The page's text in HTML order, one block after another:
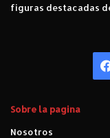
figuras destacadas
Sobre la pagina
Nosotros